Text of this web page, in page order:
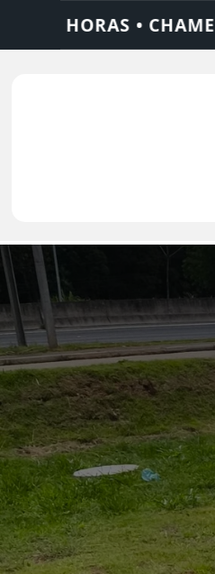
AJAX SOLUÇÕES